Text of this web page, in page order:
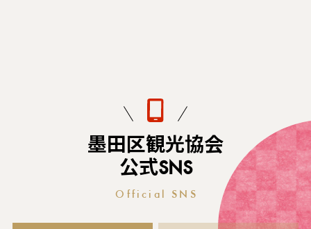
墨田区観光協会
公式SNS
Official SNS